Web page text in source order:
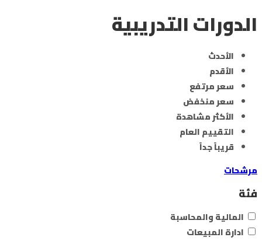
الدورات التدريبية
الأحدث
الأقدم
سعر مرتفع
سعر منخفض
الأكثر مشاهدة
التقييم العام
قريباً جداً
مرشحات
فئة
المالية والمحاسبة
ادارة المبيعات